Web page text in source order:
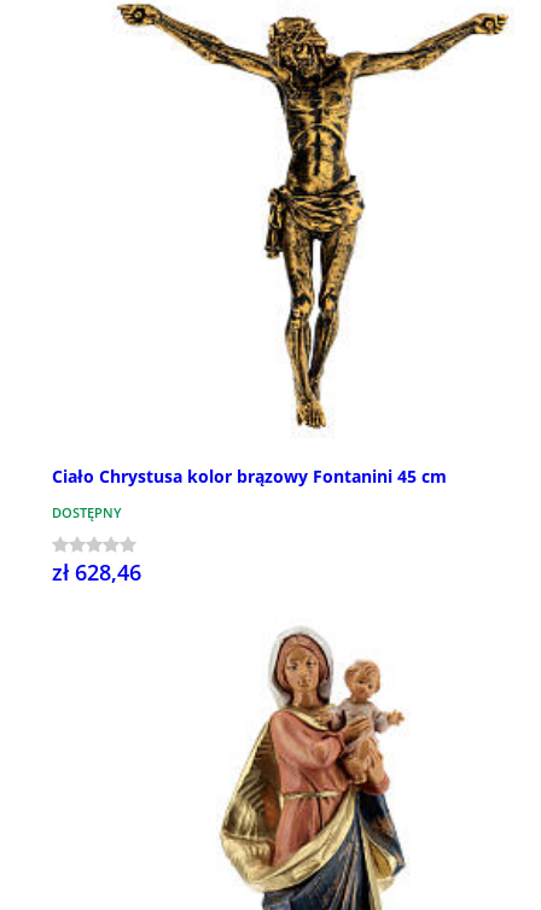
Ciało Chrystusa kolor brązowy Fontanini 45 cm
DOSTĘPNY
zł 628,46